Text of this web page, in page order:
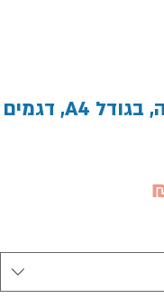
מחברת כריכה קשה, בגודל A4, דגמים